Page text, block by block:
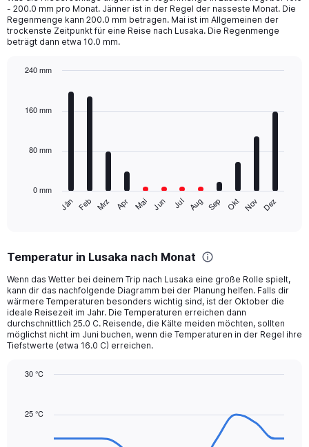
categories.
The
chart
has
Y
values.
- 200.0 mm pro Monat. Jänner ist in der Regel der nasseste Monat. Die
Regenmenge kann 200.0 mm betragen. Mai ist im Allgemeinen der
trockenste Zeitpunkt für eine Reise nach Lusaka. Die Regenmenge
beträgt dann etwa 10.0 mm.
with
The
Range:
categories.
The
chart
has
1
Y
displaying
Jän Feb Mrz Apr Mai Jun Jul Aug Sep Okt Nov Dez
0 mm
80 mm
160 mm
240 mm
Temperatur in Lusaka nach Monat
Wenn das Wetter bei deinem Trip nach Lusaka eine große Rolle spielt,
kann dir das nachfolgende Diagramm bei der Planung helfen. Falls dir
wärmere Temperaturen besonders wichtig sind, ist der Oktober die
ideale Reisezeit im Jahr. Die Temperaturen erreichen dann
durchschnittlich 25.0 C. Reisende, die Kälte meiden möchten, sollten
möglichst nicht im Juni buchen, wenn die Temperaturen in der Regel ihre
Tiefstwerte (etwa 16.0 C) erreichen.
with
25 °C
30 °C